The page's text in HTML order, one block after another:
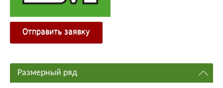
Отправить заявку
Размерный ряд